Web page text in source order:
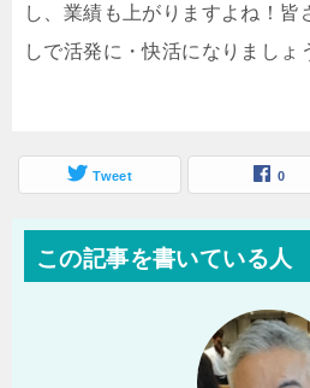
し、業績も上がりますよね！皆
しで活発に・快活になりましょ
Tweet 0
この記事を書いている人